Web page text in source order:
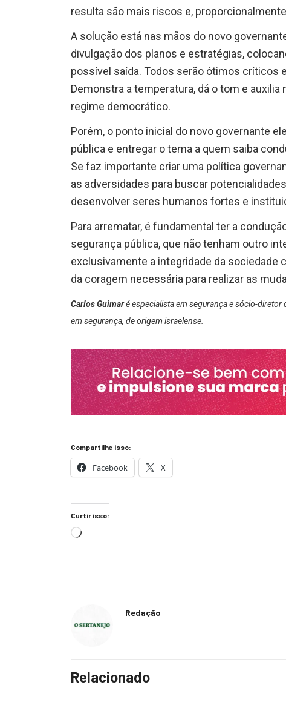
resulta são mais riscos e,
A solução está nas mãos do novo
divulgação dos planos e estratégias,
possível saída. Todos serão ótimos críticos
Demonstra a temperatura, dá o tom e
regime democrático.
Porém, o ponto inicial do novo governante
pública e entregar o tema a quem saiba
Se faz importante criar uma política
as adversidades para buscar
desenvolver seres humanos fortes e
Para arrematar, é fundamental ter a
segurança pública, que não tenham outro
exclusivamente a integridade da sociedade
da coragem necessária para realizar as
Carlos Guimaré especialista em segurança e sócio-diretor
em segurança, de origem israelense.
Compartilhe isso:
Facebook X
Curtir isso:
Redação
Relacionado